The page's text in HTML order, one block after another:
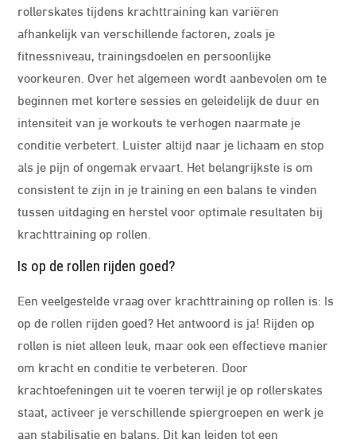
rollerskates tijdens krachttraining kan variëren
afhankelijk van verschillende factoren, zoals je
fitnessniveau, trainingsdoelen en persoonlijke
voorkeuren. Over het algemeen wordt aanbevolen om te
beginnen met kortere sessies en geleidelijk de duur en
intensiteit van je workouts te verhogen naarmate je
conditie verbetert. Luister altijd naar je lichaam en stop
als je pijn of ongemak ervaart. Het belangrijkste is om
consistent te zijn in je training en een balans te vinden
tussen uitdaging en herstel voor optimale resultaten bij
krachttraining op rollen.
Is op de rollen rijden goed?
Een veelgestelde vraag over krachttraining op rollen is: Is
op de rollen rijden goed? Het antwoord is ja! Rijden op
rollen is niet alleen leuk, maar ook een effectieve manier
om kracht en conditie te verbeteren. Door
krachtoefeningen uit te voeren terwijl je op rollerskates
staat, activeer je verschillende spiergroepen en werk je
aan stabilisatie en balans. Dit kan leiden tot een